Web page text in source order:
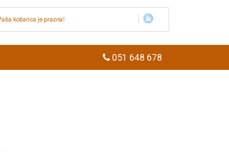
košarica je prazna!
051 648 678